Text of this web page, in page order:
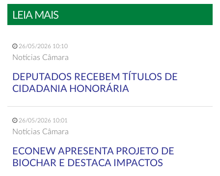
LEIA MAIS
26/05/2026 10:10
Notícias Câmara
DEPUTADOS RECEBEM TÍTULOS DE
CIDADANIA HONORÁRIA
26/05/2026 10:01
Notícias Câmara
ECONEW APRESENTA PROJETO DE
BIOCHAR E DESTACA IMPACTOS